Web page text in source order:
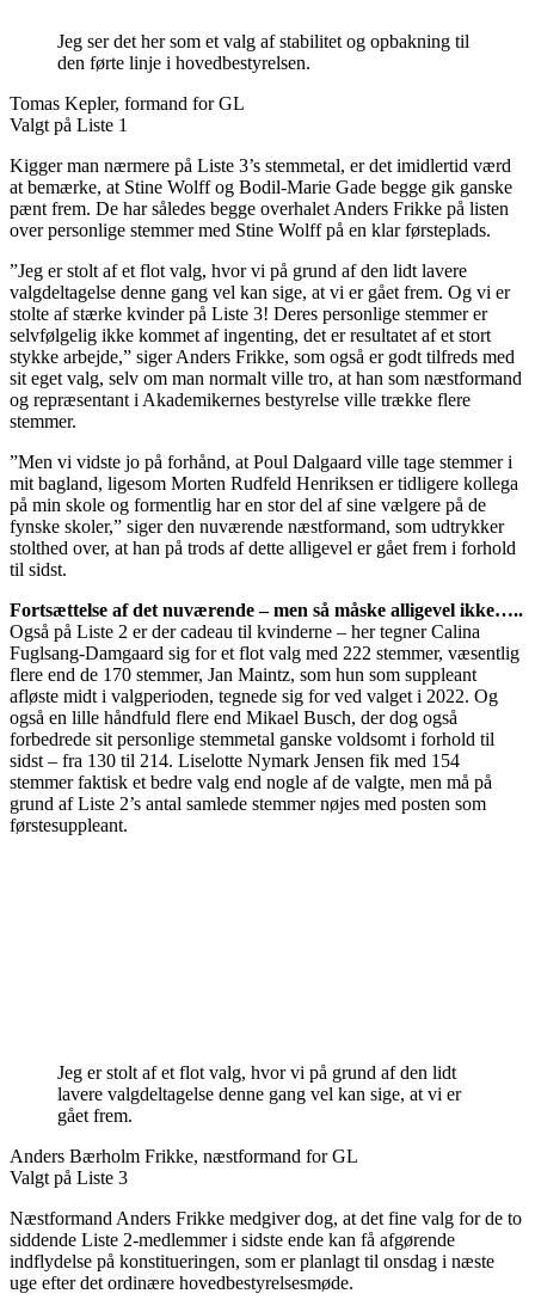
Jeg ser det her som et valg af stabilitet og opbakning til
den førte linje i hovedbestyrelsen.
Tomas Kepler, formand for GL
Valgt på Liste 1
Kigger man nærmere på Liste 3’s stemmetal, er det imidlertid værd
at bemærke, at Stine Wolff og Bodil-Marie Gade begge gik ganske
pænt frem. De har således begge overhalet Anders Frikke på listen
over personlige stemmer med Stine Wolff på en klar førsteplads.
”Jeg er stolt af et flot valg, hvor vi på grund af den lidt lavere
valgdeltagelse denne gang vel kan sige, at vi er gået frem. Og vi er
stolte af stærke kvinder på Liste 3! Deres personlige stemmer er
selvfølgelig ikke kommet af ingenting, det er resultatet af et stort
stykke arbejde,” siger Anders Frikke, som også er godt tilfreds med
sit eget valg, selv om man normalt ville tro, at han som næstformand
og repræsentant i Akademikernes bestyrelse ville trække flere
stemmer.
”Men vi vidste jo på forhånd, at Poul Dalgaard ville tage stemmer i
mit bagland, ligesom Morten Rudfeld Henriksen er tidligere kollega
på min skole og formentlig har en stor del af sine vælgere på de
fynske skoler,” siger den nuværende næstformand, som udtrykker
stolthed over, at han på trods af dette alligevel er gået frem i forhold
til sidst.
Fortsættelse af det nuværende – men så måske alligevel ikke…..
Også på Liste 2 er der cadeau til kvinderne – her tegner Calina
Fuglsang-Damgaard sig for et flot valg med 222 stemmer, væsentlig
flere end de 170 stemmer, Jan Maintz, som hun som suppleant
afløste midt i valgperioden, tegnede sig for ved valget i 2022. Og
også en lille håndfuld flere end Mikael Busch, der dog også
forbedrede sit personlige stemmetal ganske voldsomt i forhold til
sidst – fra 130 til 214. Liselotte Nymark Jensen fik med 154
stemmer faktisk et bedre valg end nogle af de valgte, men må på
grund af Liste 2’s antal samlede stemmer nøjes med posten som
førstesuppleant.
Jeg er stolt af et flot valg, hvor vi på grund af den lidt
lavere valgdeltagelse denne gang vel kan sige, at vi er
gået frem.
Anders Bærholm Frikke, næstformand for GL
Valgt på Liste 3
Næstformand Anders Frikke medgiver dog, at det fine valg for de to
siddende Liste 2-medlemmer i sidste ende kan få afgørende
indflydelse på konstitueringen, som er planlagt til onsdag i næste
uge efter det ordinære hovedbestyrelsesmøde.